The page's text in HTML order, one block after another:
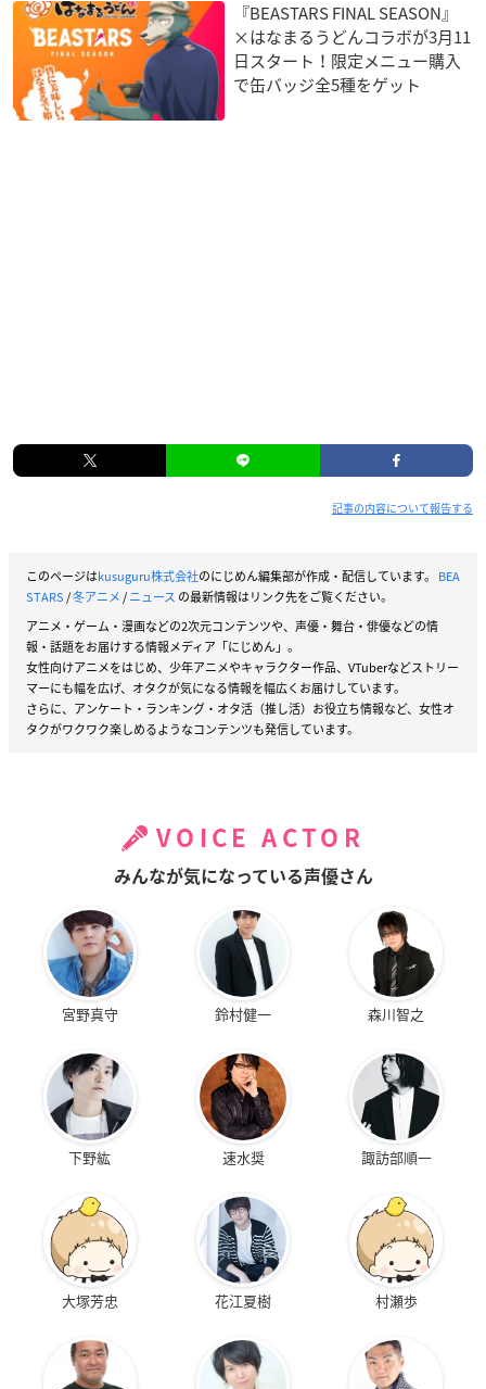
『BEASTARS FINAL SEASON』
×はなまるうどんコラボが3月11
日スタート！限定メニュー購入
で缶バッジ全5種をゲット
記事の内容について報告する
このページはkusuguru株式会社のにじめん編集部が作成・配信しています。 BEA
STARS/冬アニメ/ニュース の最新情報はリンク先をご覧ください。
アニメ・ゲーム・漫画などの2次元コンテンツや、声優・舞台・俳優などの情
報・話題をお届けする情報メディア「にじめん」。
女性向けアニメをはじめ、少年アニメやキャラクター作品、VTuberなどストリー
マーにも幅を広げ、オタクが気になる情報を幅広くお届けしています。
さらに、アンケート・ランキング・オタ活（推し活）お役立ち情報など、女性オ
タクがワクワク楽しめるようなコンテンツも発信しています。
VOICE ACTOR
みんなが気になっている声優さん
宮野真守 鈴村健一 森川智之
下野紘 速水奨 諏訪部順一
大塚芳忠 花江夏樹 村瀬歩